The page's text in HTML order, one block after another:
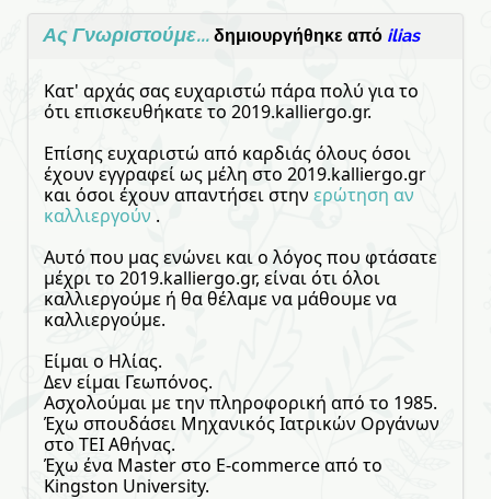
Ας Γνωριστούμε... δημιουργήθηκε από ilias
Κατ' αρχάς σας ευχαριστώ πάρα πολύ για το
ότι επισκευθήκατε το 2019.kalliergo.gr.
Επίσης ευχαριστώ από καρδιάς όλους όσοι
έχουν εγγραφεί ως μέλη στο 2019.kalliergo.gr
και όσοι έχουν απαντήσει στην ερώτηση αν
καλλιεργούν .
Αυτό που μας ενώνει και ο λόγος που φτάσατε
μέχρι το 2019.kalliergo.gr, είναι ότι όλοι
καλλιεργούμε ή θα θέλαμε να μάθουμε να
καλλιεργούμε.
Είμαι ο Ηλίας.
Δεν είμαι Γεωπόνος.
Ασχολούμαι με την πληροφορική από το 1985.
Έχω σπουδάσει Μηχανικός Ιατρικών Οργάνων
στο ΤΕΙ Αθήνας.
Έχω ένα Master στο E-commerce από το
Kingston University.